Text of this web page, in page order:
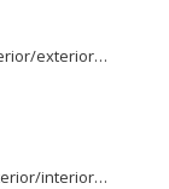
Camara de seguridad interior/exterior Full HD domo varifocal D3A21P-VF
Camara de seguridad exterior/interior Full HD domo T2A21P